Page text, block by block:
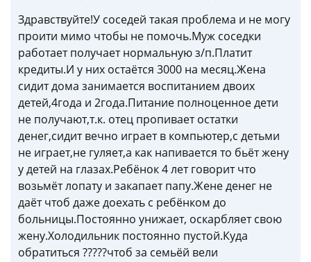
Здравствуйте!У соседей такая проблема и не могу
проити мимо чтобы не помочь.Муж соседки
работает получает нормальную з/п.Платит
кредиты.И у них остаётся 3000 на месяц.Жена
сидит дома занимается воспитанием двоих
детей,4года и 2года.Питание полноценное дети
не получают,т.к. отец пропивает остатки
денег,сидит вечно играет в компьютер,с детьми
не играет,не гуляет,а как напивается то бьёт жену
у детей на глазах.Ребёнок 4 лет говорит что
возьмёт лопату и закапает папу.Жене денег не
даёт чтоб даже доехать с ребёнком до
больницы.Постоянно унижает, оскарбляет свою
жену.Холодильник постоянно пустой.Куда
обратиться ?????чтоб за семьёй вели